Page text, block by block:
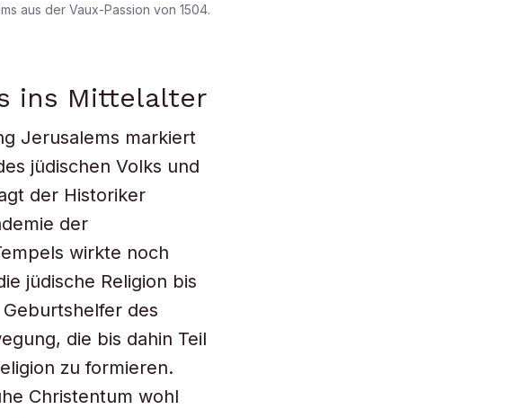
aus der Vaux-Passion von 1504.
ins Mittelalter
Jerusalems markiert
jüdischen Volks und
der Historiker
der
wirkte noch
jüdische Religion bis
des
die bis dahin Teil
zu formieren.
Christentum wohl